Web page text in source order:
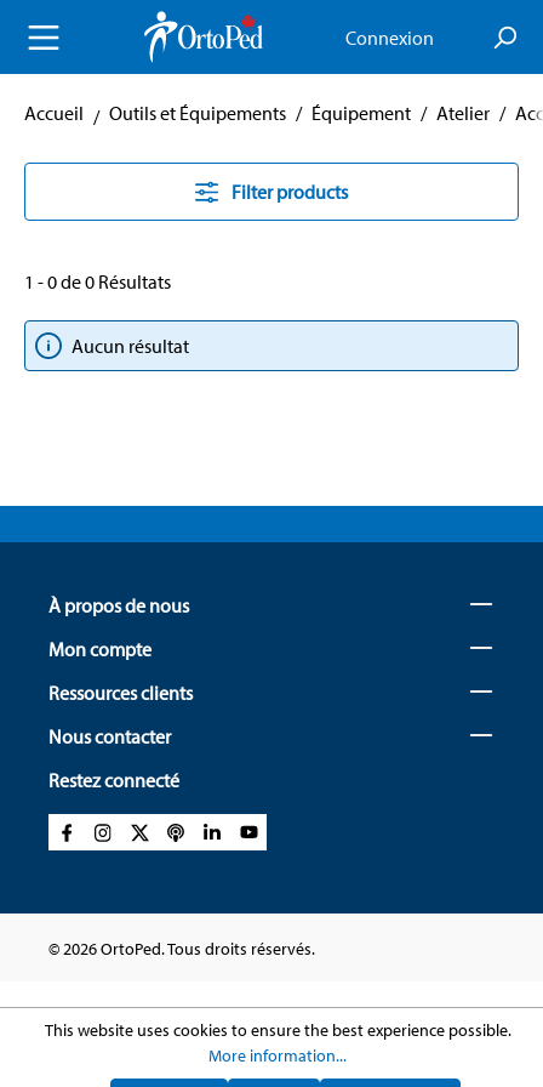
principal Connexion
Accueil Outils et Équipements / Équipement / Atelier /
Filter products
1 - 0 de 0 Résultats
Aucun résultat
À propos de nous
Mon compte
Ressources clients
Nous contacter
Restez connecté
© 2026 OrtoPed. Tous droits réservés.
This website uses cookies to ensure the best experience possible.
More information...